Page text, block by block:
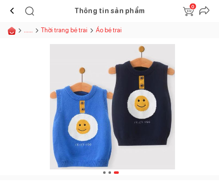
Thông tin sản phẩm
0
...... Thời trang bé trai Áo bé trai